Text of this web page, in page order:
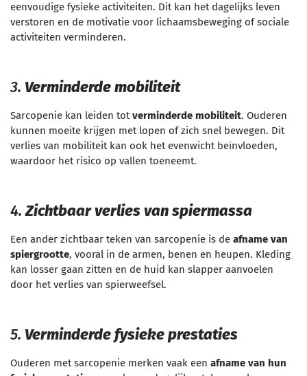
eenvoudige fysieke activiteiten. Dit kan het dagelijks leven
verstoren en de motivatie voor lichaamsbeweging of sociale
activiteiten verminderen.
3. Verminderde mobiliteit
Sarcopenie kan leiden totverminderde mobiliteit. Ouderen
kunnen moeite krijgen met lopen of zich snel bewegen. Dit
verlies van mobiliteit kan ook het evenwicht beïnvloeden,
waardoor het risico op vallen toeneemt.
4.Zichtbaar verlies van spiermassa
Een ander zichtbaar teken van sarcopenie is de afname van
spiergrootte, vooral in de armen, benen en heupen. Kleding
kan losser gaan zitten en de huid kan slapper aanvoelen
door het verlies van spierweefsel.
5. Verminderde fysieke prestaties
Ouderen met sarcopenie merken vaak een afname van hun